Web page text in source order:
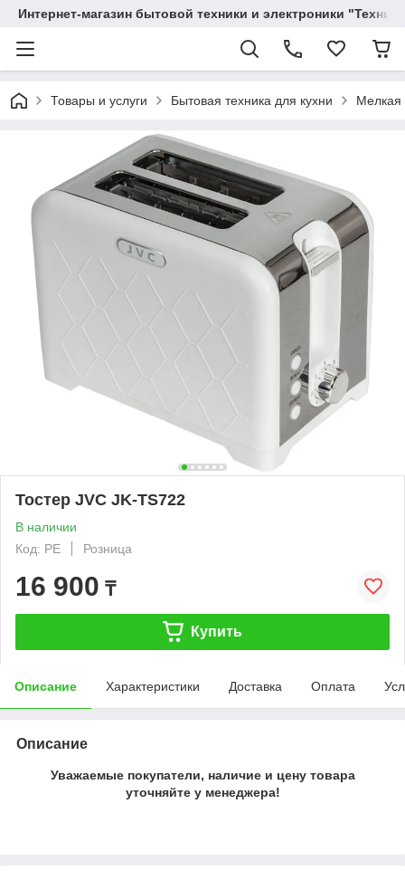
Интернет-магазин бытовой техники и электроники
Товары и услуги Бытовая техника для кухни Мелкая
Тостер JVC JK-TS722
В наличии
Код: PE
Розница
16 900 ₸
Купить
Описание Характеристики Доставка Оплата
Описание
Уважаемые покупатели, наличие и цену товара
уточняйте у менеджера!